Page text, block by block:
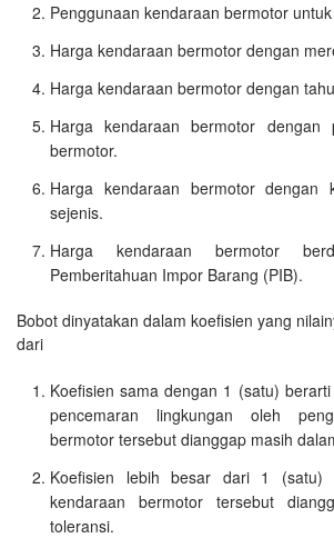
Penggunaan kendaraan bermotor
Harga kendaraan bermotor dengan
Harga kendaraan bermotor dengan
Harga kendaraan bermotor dengan
bermotor.
Harga kendaraan bermotor dengan
sejenis.
Harga kendaraan bermotor
Pemberitahuan Impor Barang (PIB).
Bobot dinyatakan dalam koefisien yang
dari
Koefisien sama dengan 1 (satu)
pencemaran lingkungan oleh
bermotor tersebut dianggap masih
Koefisien lebih besar dari 1 (satu)
kendaraan bermotor tersebut
toleransi.